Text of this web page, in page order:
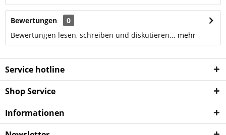
Bewertungen
0
Bewertungen lesen, schreiben und diskutieren... mehr
Service hotline
Shop Service
Informationen